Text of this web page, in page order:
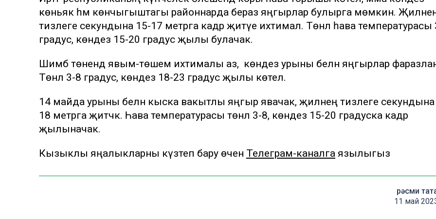
көньяк һәм көнчыгыштагы районнарда бераз яңгырлар булырга мөмкин.
тизлеге секундына 15-17 метрга кадәр җитүе ихтимал. Төнлә һава температурасы
градус, көндез 15-20 градус җылы булачак.
Шимбә төнендә явым-төшем ихтималы аз, ә көндез урыны белән яңгырлар
Төнлә 3-8 градус, көндез 18-23 градус җылы көтелә.
14 майда урыны белән кыска вакытлы яңгыр явачак, җилнең тизлеге секундына
18 метрга җитәчәк. Һава температурасы төнлә 3-8, көндез 15-20 градуска кадәр
җылыначак.
Кызыклы яңалыкларны күзәтеп бару өчен Телеграм-каналга язылыгыз
рәсми
11 май